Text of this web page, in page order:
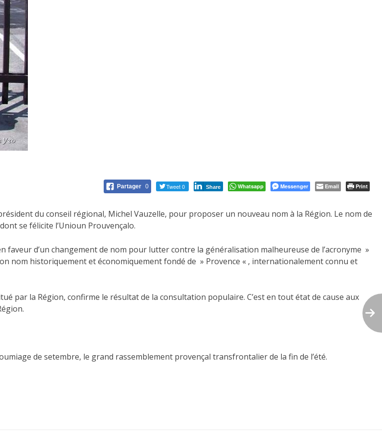
Partager 0 Tweet 0 Share Whatsapp Messenger Email Print
du conseil régional, Michel Vauzelle, pour proposer un nouveau nom à la Région. Le nom de
se félicite l’Unioun Prouvençalo.
faveur d’un changement de nom pour lutter contre la généralisation malheureuse de l’acronyme »
nom historiquement et économiquement fondé de » Provence « , internationalement connu et
par la Région, confirme le résultat de la consultation populaire. C’est en tout état de cause aux
de setembre, le grand rassemblement provençal transfrontalier de la fin de l’été.